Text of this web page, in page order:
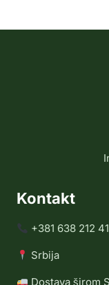
Kontakt
+381 638 212
Srbija
Dostava širom